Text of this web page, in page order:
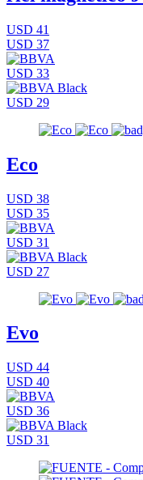
USD 41
USD 37
USD 33
USD 29
Eco
USD 38
USD 35
USD 31
USD 27
Evo
USD 44
USD 40
USD 36
USD 31